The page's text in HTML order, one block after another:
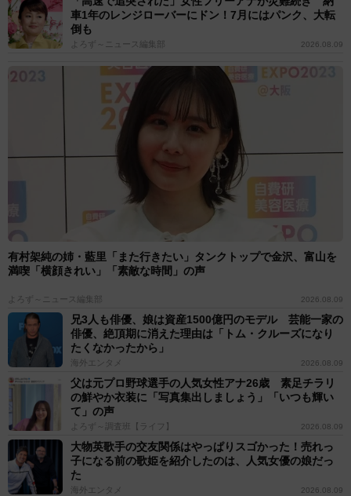
車1年のレンジローバーにドン！7月にはパンク、大転
倒も
よろず～ニュース編集部 2026.08.09
有村架純の姉・藍里「また行きたい」タンクトップで金沢、富山を
満喫「横顔きれい」「素敵な時間」の声
よろず～ニュース編集部 2026.08.09
兄3人も俳優、娘は資産1500億円のモデル 芸能一家の
俳優、絶頂期に消えた理由は「トム・クルーズになり
たくなかったから」
海外エンタメ 2026.08.09
父は元プロ野球選手の人気女性アナ26歳 素足チラリ
の鮮やか衣装に「写真集出しましょう」「いつも輝い
て」の声
よろず～調査班【ライフ】 2026.08.09
大物英歌手の交友関係はやっぱりスゴかった！売れっ
子になる前の歌姫を紹介したのは、人気女優の娘だっ
た
海外エンタメ 2026.08.09